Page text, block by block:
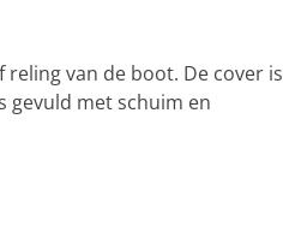
van de boot. De cover is
gevuld met schuim en